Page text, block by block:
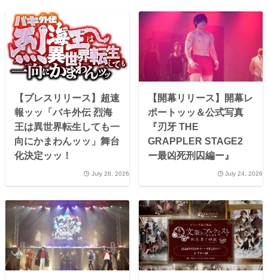
【プレスリリース】超速
報ッッ「バキ外伝 烈海
王は異世界転生しても一
向にかまわんッッ」舞台
化決定ッッ！
July 28, 2026
【開幕リリース】開幕レ
ポートッッ＆公式写真
『刃牙 THE
GRAPPLER STAGE2
ー最凶死刑囚編ー』
July 24, 2026